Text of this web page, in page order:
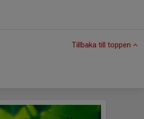
Tillbaka till toppen